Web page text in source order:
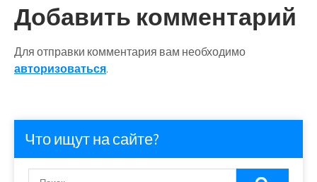
Добавить комментарий
Для отправки комментария вам необходимо
авторизоваться.
Что ищут на сайте?